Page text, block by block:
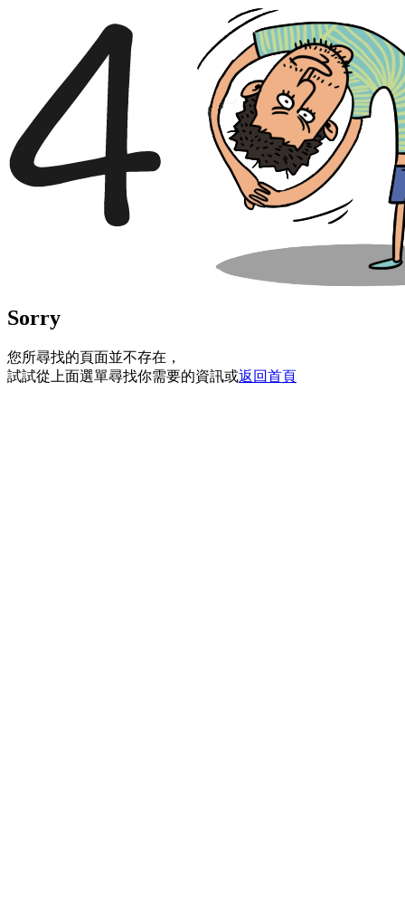
Sorry
您所尋找的頁面並不存在，
試試從上面選單尋找你需要的資訊或返回首頁